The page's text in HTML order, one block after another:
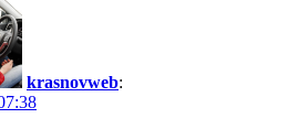
krasnovweb: